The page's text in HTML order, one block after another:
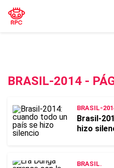
BRASIL-2014 -
BRASIL-
Brasil-
hizo
BRASIL.